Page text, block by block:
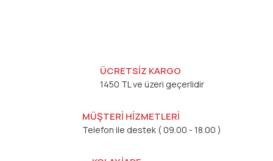
ÜCRETSİZ KARGO
1450 TL ve üzeri geçerlidir
MÜŞTERİ HİZMETLERİ
Telefon ile destek ( 09.00 - 18.00 )